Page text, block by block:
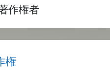
作権者
権